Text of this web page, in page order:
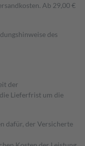
Ab 29,00 €
des
der
Lieferfrist um die
dafür, der Versicherte